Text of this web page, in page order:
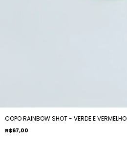
COPO RAINBOW SHOT - VERDE E VERMELHO
R$67,00